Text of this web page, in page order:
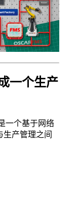
一个生产
一个基于网络
生产管理之间